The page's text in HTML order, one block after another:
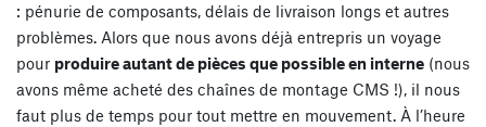
: pénurie de composants, délais de livraison longs et autres
problèmes. Alors que nous avons déjà entrepris un voyage
pour produire autant de pièces que possible en interne (nous
avons même acheté des chaînes de montage CMS !), il nous
faut plus de temps pour tout mettre en mouvement. À l’heure